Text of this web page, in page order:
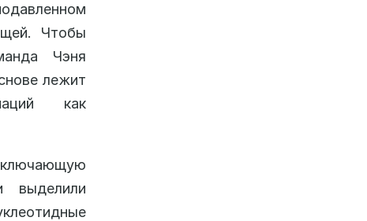
Чтобы
Чэня
лежит
как
выделили